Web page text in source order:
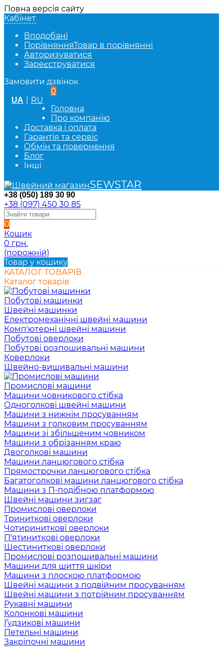
Повна версія сайту
Кабінет
Вподобані
ПорівнянняТовар в порівнянні
Авторизуватися
Зареєструватися
Замовити дзвінок
UA RU
0
Головна
Про компанію
Доставка і оплата
Гарантія та сервіс
Обмін та повернення
Блог
Інші
SEWSTAR
+38 (050) 189 30 90
+38 (097) 450 30 85
0
Кошик
0 грн.
(порожній)
Товар у кошику
КАТАЛОГ ТОВАРІВ
Каталог товарів
Побутові машинки
Швейні машинки
Електромеханічні швейні машини
Комп'ютерні швейні машини
Побутові оверлоки
Побутові розпошивальні машини
Коверлоки
Швейно-вишивальні машини
Промислові машини
Машини човникового стібка
Одноголкові швейні машини
Машини з нижнім просуванням
Машини з голковим просуванням
Машини зі збільшеним човником
Машини з обрізанням краю
Двоголкові машини
Машини ланцюгового стібка
Прямострочки ланцюгового стібка
Багатоголкові машини ланцюгового стібка
Машини з П-подібною платформою
Швейні машини зигзаг
Промислові оверлоки
Триниткові оверлоки
Чотириниткові оверлоки
П'ятиниткові оверлоки
Шестиниткові оверлоки
Промислові розпошивальні машини
Машини для шиття шкіри
Машини з плоскою платформою
Швейні машини з подвійним просуванням
Швейні машини з потрійним просуванням
Рукавні машини
Колонкові машини
Гудзикові машини
Петельні машини
Закріпочні машини